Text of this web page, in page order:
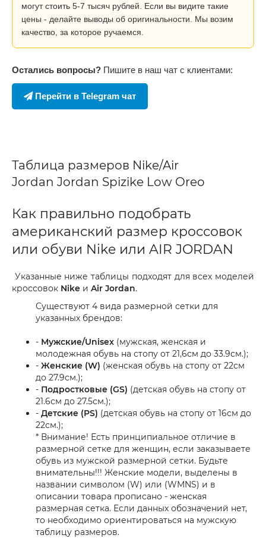
могут стоить 5-7 тысяч рублей. Если вы видите такие
цены - делайте выводы об оригинальности. Мы возим
качество, за которое ручаемся.
Остались вопросы? Пишите в наш чат с клиентами:
Перейти в Telegram чат
Таблица размеров Nike/Air
Jordan Jordan Spizike Low Oreo
Как правильно подобрать
американский размер кроссовок
или обуви Nike или AIR JORDAN
Указанные ниже таблицы подходят для всех моделей
кроссовок Nike и Air Jordan.
Существуют 4 вида размерной сетки для
указанных брендов:
- Мужские/Unisex (мужская, женская и
молодежная обувь на стопу от 21,6см до 33.9см.);
- Женские (W) (женская обувь на стопу от 22см
до 27.9см.);
- Подростковые (GS) (детская обувь на стопу от
21.6см до 27.5см.);
- Детские (PS) (детская обувь на стопу от 16см до
22см.);
* Внимание! Есть принципиальное отличие в
размерной сетке для женщин, если заказываете
обувь из мужской размерной сетки. Будьте
внимательны!!! Женские модели, выделены в
названии символом (W) или (WMNS) и в
описании товара прописано - женская
размерная сетка. Если данных обозначений нет,
то необходимо ориентироваться на мужскую
таблицу размеров.